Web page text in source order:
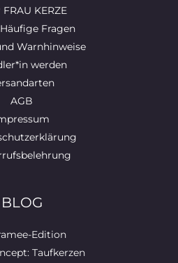
FRAU KERZE
Fragen
Warnhinweise
werden
AGB
BLOG
Edition
Taufkerzen